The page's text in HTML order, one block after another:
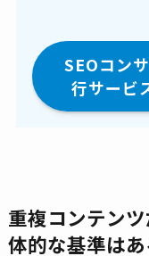
SEOコン
行サービ
重複コンテン
体的な基準はあ